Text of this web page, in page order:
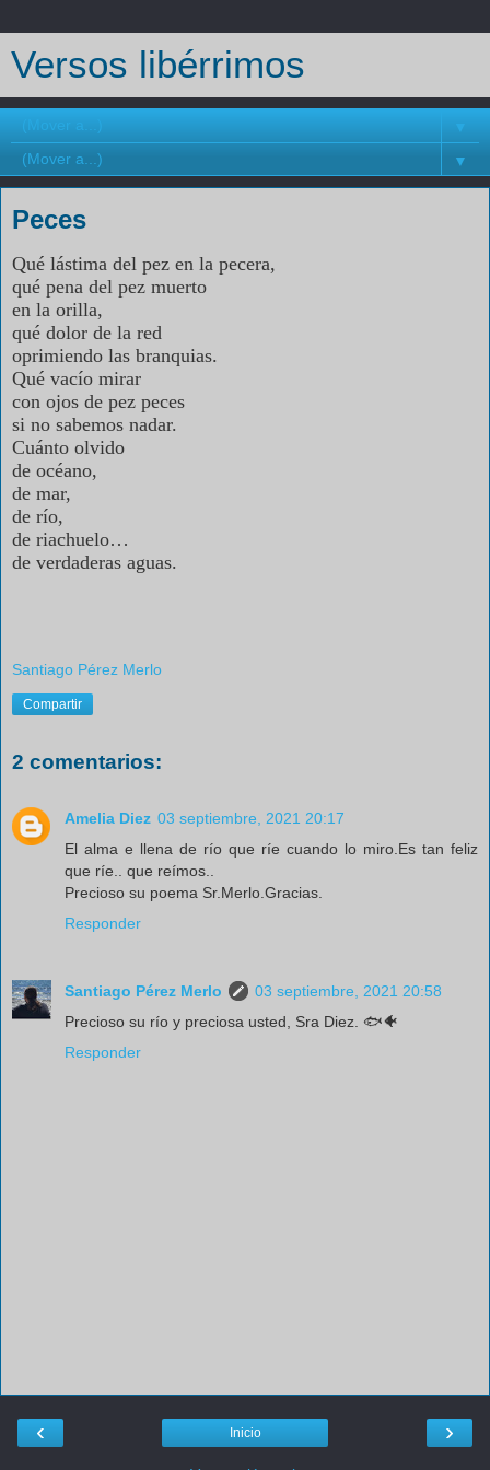
Versos libérrimos
▼
▼
Peces
Qué lástima del pez en la pecera,
qué pena del pez muerto
en la orilla,
qué dolor de la red
oprimiendo las branquias.
Qué vacío mirar
con ojos de pez peces
si no sabemos nadar.
Cuánto olvido
de océano,
de mar,
de río,
de riachuelo…
de verdaderas aguas.
Santiago Pérez Merlo
Compartir
2 comentarios:
Amelia Diez 03 septiembre, 2021 20:17
El alma e llena de río que ríe cuando lo miro.Es tan feliz
que ríe.. que reímos..
Precioso su poema Sr.Merlo.Gracias.
Responder
Santiago Pérez Merlo
03 septiembre, 2021 20:58
Precioso su río y preciosa usted, Sra Diez. 🐟🐠
Responder
‹ ›
Inicio